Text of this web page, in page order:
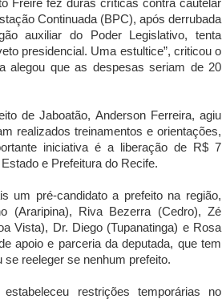
Freire fez duras críticas contra cautelar
Continuada (BPC), após derrubada
auxiliar do Poder Legislativo, tenta
presidencial. Uma estultice”, criticou o
alegou que as despesas seriam de 20
de Jaboatão, Anderson Ferreira, agiu
realizados treinamentos e orientações,
iniciativa é a liberação de R$ 7
e Prefeitura do Recife.
um pré-candidato a prefeito na região,
(Araripina), Riva Bezerra (Cedro), Zé
Vista), Dr. Diego (Tupanatinga) e Rosa
apoio e parceria da deputada, que tem
reeleger se nenhum prefeito.
restrições temporárias no